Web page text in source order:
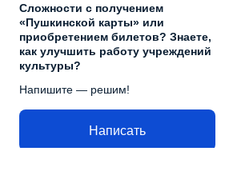
Сложности с получением
«Пушкинской карты» или
приобретением билетов? Знаете,
как улучшить работу учреждений
культуры?
Напишите — решим!
Написать